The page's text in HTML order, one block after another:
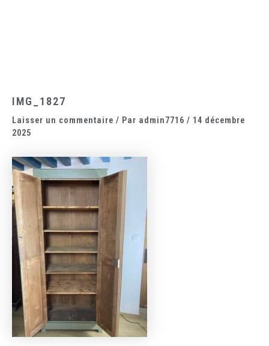
IMG_1827
Laisser un commentaire / Par admin7716 / 14 décembre
2025